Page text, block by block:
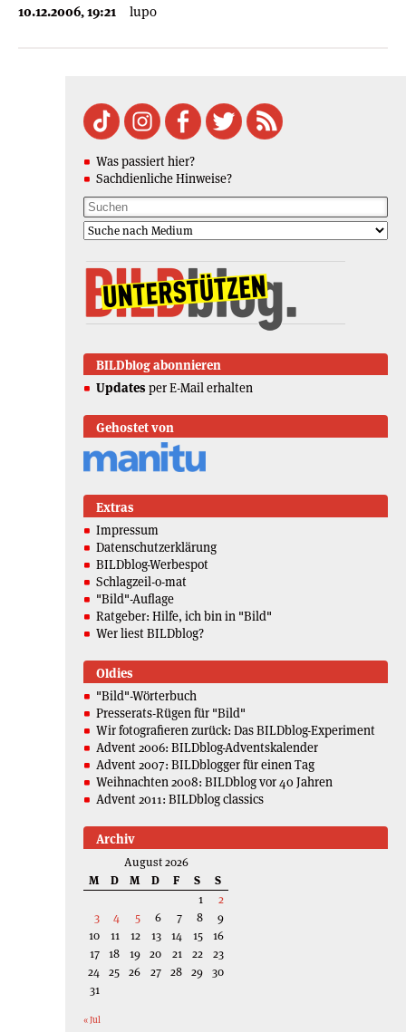
10.12.2006, 19:21 lupo
Was passiert hier?
Sachdienliche Hinweise?
BILDblog abonnieren
Updates per E-Mail erhalten
Gehostet von
Extras
Impressum
Datenschutzerklärung
BILDblog-Werbespot
Schlagzeil-o-mat
"Bild"-Auflage
Ratgeber: Hilfe, ich bin in "Bild"
Wer liest BILDblog?
Oldies
"Bild"-Wörterbuch
Presserats-Rügen für "Bild"
Wir fotografieren zurück: Das BILDblog-Experiment
Advent 2006: BILDblog-Adventskalender
Advent 2007: BILDblogger für einen Tag
Weihnachten 2008: BILDblog vor 40 Jahren
Advent 2011: BILDblog classics
Archiv
August 2026
M
D M D F S
S
1
2
3
4 5 6 7 8
9
10
11 12 13 14 15
16
17 18 19 20 21 22
23
24 25 26 27 28 29 30
31
« Jul